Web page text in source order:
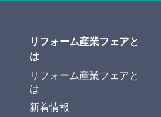
リフォーム産業フェアと
は
リフォーム産業フェアと
は
新着情報